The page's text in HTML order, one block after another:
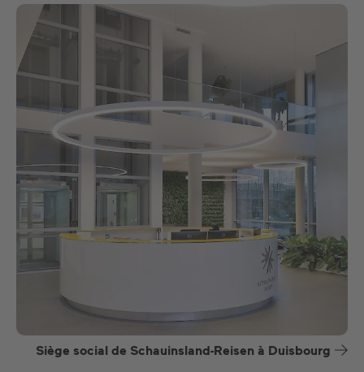
Siège social de Schauinsland-Reisen à Duisbourg